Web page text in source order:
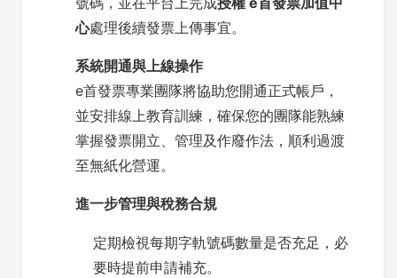
心處理後續發票上傳事宜。
系統開通與上線操作
e首發票專業團隊將協助您開通正式帳戶，
並安排線上教育訓練，確保您的團隊能熟練
掌握發票開立、管理及作廢作法，順利過渡
至無紙化營運。
進一步管理與稅務合規
定期檢視每期字軌號碼數量是否充足，必
要時提前申請補充。